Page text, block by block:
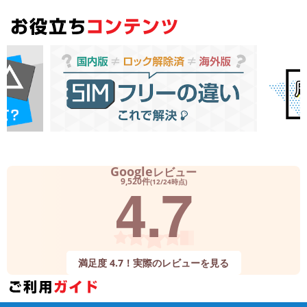
Googleレビュー
9,520件(12/24時点)
4.7
満足度 4.7！実際のレビューを見る